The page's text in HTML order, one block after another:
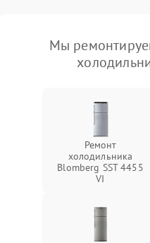
Мы
Ремонт
холодильника
Blomberg SST 4455
VI